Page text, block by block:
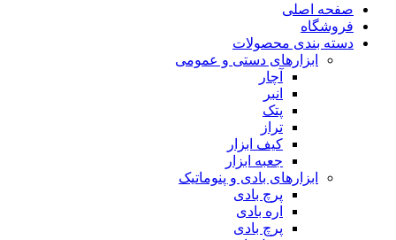
صفحه اصلی
فروشگاه
دسته بندی محصولات
ابزارهای دستی و عمومی
آچار
انبر
پتک
تراز
کیف ابزار
جعبه ابزار
ابزارهای بادی و پنوماتیک
پرچ بادی
اره بادی
پرچ بادی